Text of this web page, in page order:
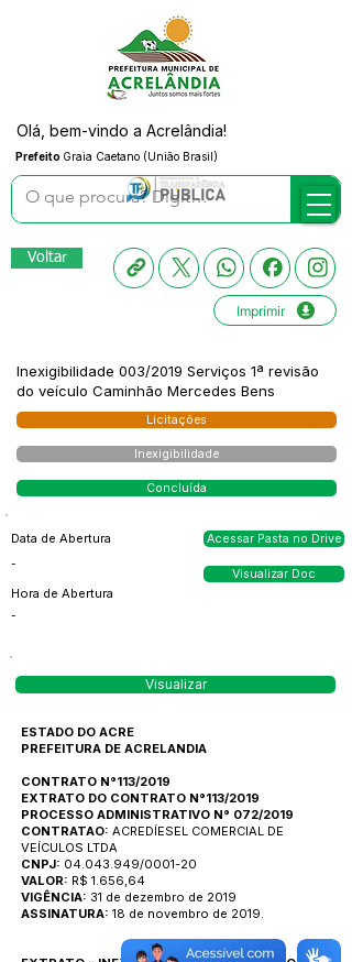
Prefeito Graia Caetano (União Brasil)
Olá, bem-vindo a Acrelândia!
Voltar
Imprimir
Inexigibilidade 003/2019 Serviços 1ª revisão
do veículo Caminhão Mercedes Bens
Licitações
Inexigibilidade
Concluída
Data de Abertura
-
Hora de Abertura
-
Acessar Pasta no Drive
Visualizar Doc
Visualizar
ESTADO DO ACRE
PREFEITURA DE ACRELANDIA
CONTRATO N°113/2019
EXTRATO DO CONTRATO N°113/2019
PROCESSO ADMINISTRATIVO N° 072/2019
CONTRATAO: ACREDÍESEL COMERCIAL DE
VEÍCULOS LTDA
CNPJ: 04.043.949/0001-20
VALOR: R$ 1.656,64
VIGÊNCIA: 31 de dezembro de 2019
ASSINATURA: 18 de novembro de 2019.